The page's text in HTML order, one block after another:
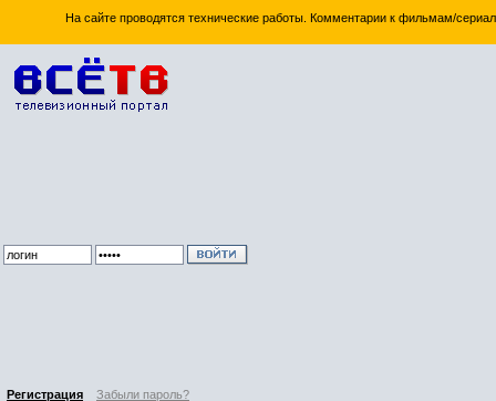
На сайте проводятся технические работы. Комментарии к фильмам/
Регистрация Забыли пароль?